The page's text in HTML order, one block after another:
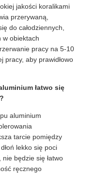
jakości koralikami
przerywaną,
do całodziennych,
w obiektach
pracy na 5-10
pracy, aby prawidłowo
łatwo się
aluminium
tarcie pomiędzy
lekko się poci
nie będzie się łatwo
ręcznego